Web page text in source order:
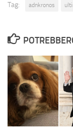
Tag: adnkronos